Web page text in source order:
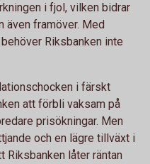
i fjol, vilken bidrar
även framöver. Med
Riksbanken inte
i färskt
att förbli vaksam på
prisökningar. Men
och en lägre tillväxt i
Riksbanken låter räntan